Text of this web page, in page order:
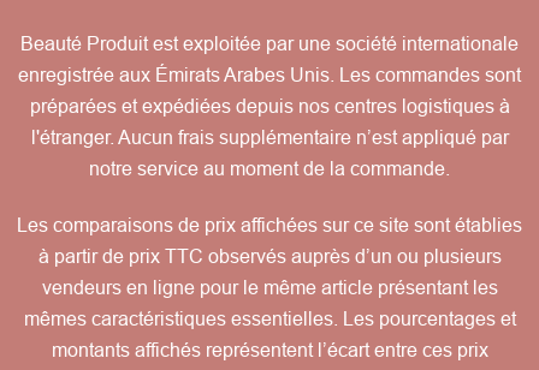
Beauté Produit est exploitée par une société internationale
enregistrée aux Émirats Arabes Unis. Les commandes sont
préparées et expédiées depuis nos centres logistiques à
l'étranger. Aucun frais supplémentaire n’est appliqué par
notre service au moment de la commande.
Les comparaisons de prix affichées sur ce site sont établies
à partir de prix TTC observés auprès d’un ou plusieurs
vendeurs en ligne pour le même article présentant les
mêmes caractéristiques essentielles. Les pourcentages et
montants affichés représentent l’écart entre ces prix